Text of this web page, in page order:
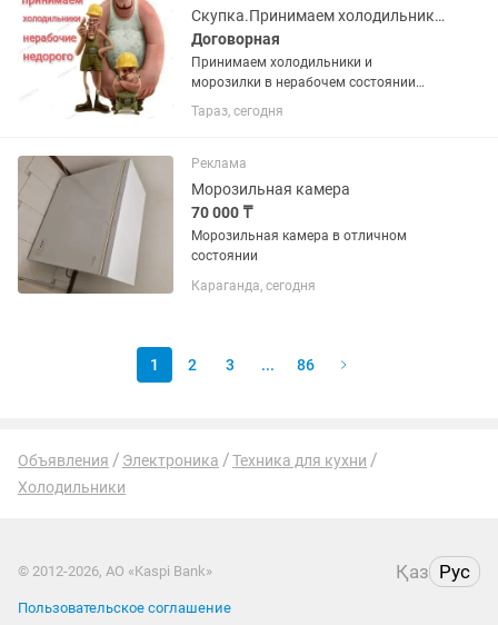
Скупка.Принимаем холодильники и морозилки в нерабочем состоянии недорого
Договорная
Принимаем холодильники и
морозилки в нерабочем состоянии
недорого. Фотки для оценки можно
присылать . Поможем вынести старую
Тараз, сегодня
Реклама
Морозильная камера
70 000 ₸
Морозильная камера в отличном
состоянии
Караганда, сегодня
1 2 3 ... 86
Объявления Электроника
Техника для кухни
Холодильники
© 2012-2026, АО «Kaspi Bank» Қаз Рус
Пользовательское соглашение